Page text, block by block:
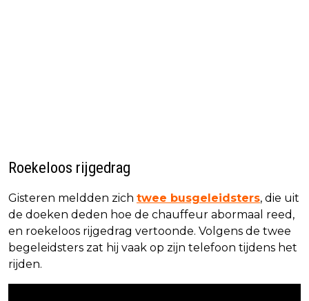
Roekeloos rijgedrag
Gisteren meldden zich twee busgeleidsters, die uit
de doeken deden hoe de chauffeur abormaal reed,
en roekeloos rijgedrag vertoonde. Volgens de twee
begeleidsters zat hij vaak op zijn telefoon tijdens het
rijden.